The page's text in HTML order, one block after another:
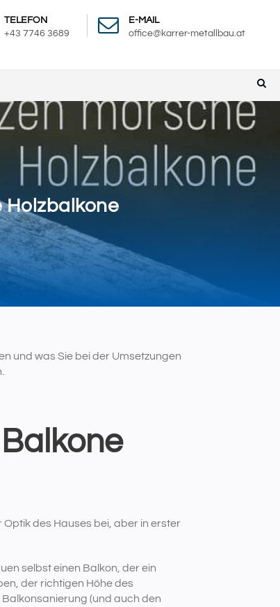
TELEFON
+43 7746 3689
E-MAIL
office@karrer-metallbau.at
Holzbalkone
und was Sie bei der Umsetzungen
des Hauses bei, aber in erster
selbst einen Balkon, der ein
der richtigen Höhe des
(und auch den